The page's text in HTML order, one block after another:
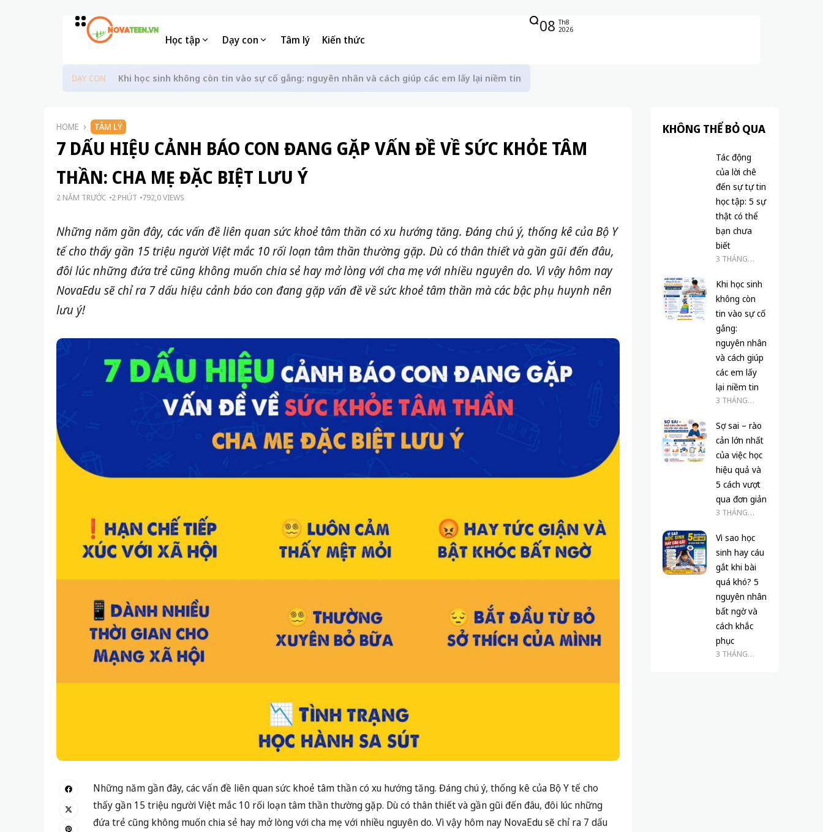
Học tập Dạy con Tâm lý Kiến thức
08 Th8
2026
DẠY CON Khi học sinh không còn tin vào sự cố gắng: nguyên nhân và cách giúp các em lấy lại niềm tin
HOME TÂM LÝ
7 DẤU HIỆU CẢNH BÁO CON ĐANG GẶP VẤN ĐỀ VỀ SỨC KHỎE TÂM
THẦN: CHA MẸ ĐẶC BIỆT LƯU Ý
2 NĂM TRƯỚC 2 PHÚT 792,0 VIEWS
Những năm gần đây, các vấn đề liên quan sức khoẻ tâm thần có xu hướng tăng. Đáng chú ý, thống kê của Bộ Y
tế cho thấy gần 15 triệu người Việt mắc 10 rối loạn tâm thần thường gặp. Dù có thân thiết và gần gũi đến đâu,
đôi lúc những đứa trẻ cũng không muốn chia sẻ hay mở lòng với cha mẹ với nhiều nguyên do. Vì vậy hôm nay
NovaEdu sẽ chỉ ra 7 dấu hiệu cảnh báo con đang gặp vấn đề về sức khoẻ tâm thần mà các bậc phụ huynh nên
lưu ý!
Những năm gần đây, các vấn đề liên quan sức khoẻ tâm thần có xu hướng tăng. Đáng chú ý, thống kê của Bộ Y tế cho
thấy gần 15 triệu người Việt mắc 10 rối loạn tâm thần thường gặp. Dù có thân thiết và gần gũi đến đâu, đôi lúc những
đứa trẻ cũng không muốn chia sẻ hay mở lòng với cha mẹ với nhiều nguyên do. Vì vậy hôm nay NovaEdu sẽ chỉ ra 7 dấu
KHÔNG THỂ BỎ QUA
Tác động
của lời chê
đến sự tự tin
học tập: 5 sự
thật có thể
bạn chưa
biết
3 THÁNG
Khi học sinh
không còn
tin vào sự cố
gắng:
nguyên nhân
và cách giúp
các em lấy
lại niềm tin
3 THÁNG
Sợ sai – rào
cản lớn nhất
của việc học
hiệu quả và
5 cách vượt
qua đơn giản
3 THÁNG
Vì sao học
sinh hay cáu
gắt khi bài
quá khó? 5
nguyên nhân
bất ngờ và
cách khắc
phục
3 THÁNG